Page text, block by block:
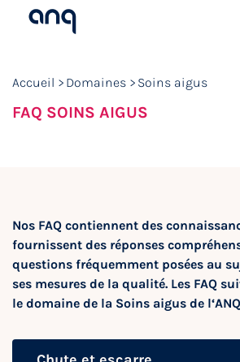
Accueil Domaines Soins aigus
FAQ SOINS AIGUS
Nos FAQ contiennent des
fournissent des réponses
questions fréquemment posées au
ses mesures de la qualité. Les FAQ
le domaine de la Soins aigus de